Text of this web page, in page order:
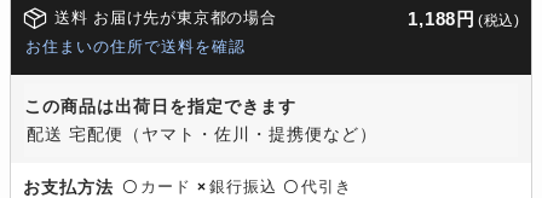
送料 お届け先が東京都の場合 1,188円 (税込)
お住まいの住所で送料を確認
この商品は出荷日を指定できます
配送 宅配便（ヤマト・佐川・提携便など）
お支払方法 〇 カード × 銀行振込 〇 代引き